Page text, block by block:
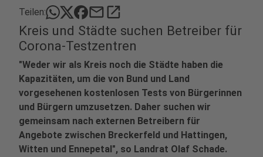
Teilen: mailopen_in_new
Kreis und Städte suchen Betreiber für
Corona-Testzentren
"Weder wir als Kreis noch die Städte haben die
Kapazitäten, um die von Bund und Land
vorgesehenen kostenlosen Tests von Bürgerinnen
und Bürgern umzusetzen. Daher suchen wir
gemeinsam nach externen Betreibern für
Angebote zwischen Breckerfeld und Hattingen,
Witten und Ennepetal", so Landrat Olaf Schade.